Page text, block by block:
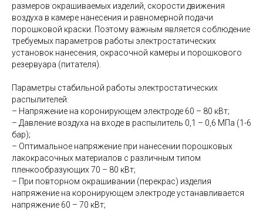
размеров окрашиваемых изделий, скорости движения
воздуха в камере нанесения и равномерной подачи
порошковой краски. Поэтому важным является соблюдение
требуемых параметров работы электростатических
установок нанесения, окрасочной камеры и порошкового
резервуара (питателя).
Параметры стабильной работы электростатических
распылителей:
– Напряжение на коронирующем электроде 60 – 80 кВт;
– Давление воздуха на входе в распылитель 0,1 – 0,6 МПа (1-6
бар);
– Оптимальное напряжение при нанесении порошковых
лакокрасочных материалов с различным типом
пленкообразующих 70 – 80 кВт;
– При повторном окрашивании (перекрас) изделия
напряжение на коронирующем электроде устанавливается
напряжение 60 – 70 кВт;